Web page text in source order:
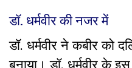
डॉ. धर्मवीर की नजर में
डॉ. धर्मवीर ने कबीर को
बनाया। डॉ. धर्मवीर के